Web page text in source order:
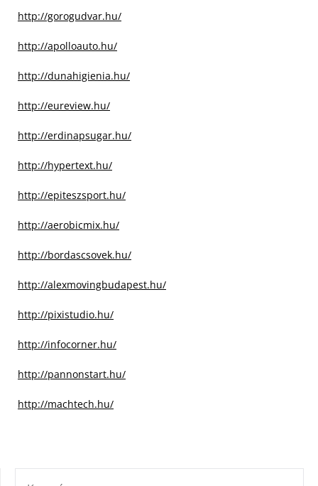
http://gorogudvar.hu/
http://apolloauto.hu/
http://dunahigienia.hu/
http://eureview.hu/
http://erdinapsugar.hu/
http://hypertext.hu/
http://epiteszsport.hu/
http://aerobicmix.hu/
http://bordascsovek.hu/
http://alexmovingbudapest.hu/
http://pixistudio.hu/
http://infocorner.hu/
http://pannonstart.hu/
http://machtech.hu/